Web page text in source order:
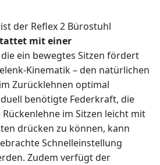
der Reflex 2 Bürostuhl
mit einer
die ein bewegtes Sitzen fördert
Kinematik – den natürlichen
Zurücklehnen optimal
benötigte Federkraft, die
im Sitzen leicht mit
drücken zu können, kann
Schnelleinstellung
Zudem verfügt der